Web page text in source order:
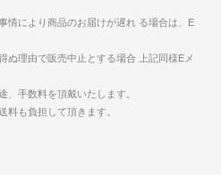
情により商品のお届けが遅れ る場合は、E
ぬ理由で販売中止とする場合 上記同様Eメ
、手数料を頂戴いたします。
料も負担して頂きます。